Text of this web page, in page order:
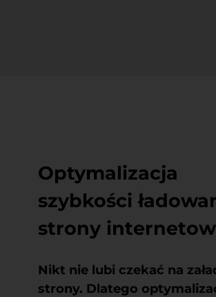
Optymalizacja
szybkości
strony
Nikt nie lubi czekać na
strony. Dlatego